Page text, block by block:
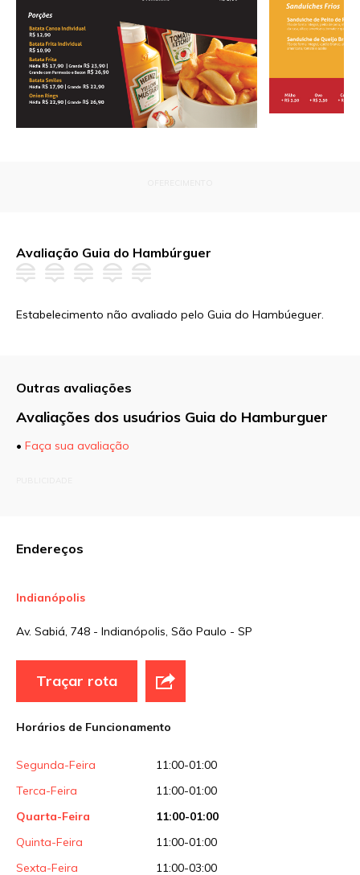
Avaliação Guia do Hambúrguer
Estabelecimento não avaliado pelo Guia do Hambúeguer.
Outras avaliações
Avaliações dos usuários Guia do Hamburguer
• Faça sua avaliação
E-mail*
Site
Sua avaliação
Endereços
Indianópolis
Av. Sabiá, 748 - Indianópolis, São Paulo - SP
Traçar rota
Horários de Funcionamento
Segunda-Feira
11:00-01:00
Terca-Feira
11:00-01:00
Quarta-Feira
11:00-01:00
Quinta-Feira
11:00-01:00
Sexta-Feira
11:00-03:00